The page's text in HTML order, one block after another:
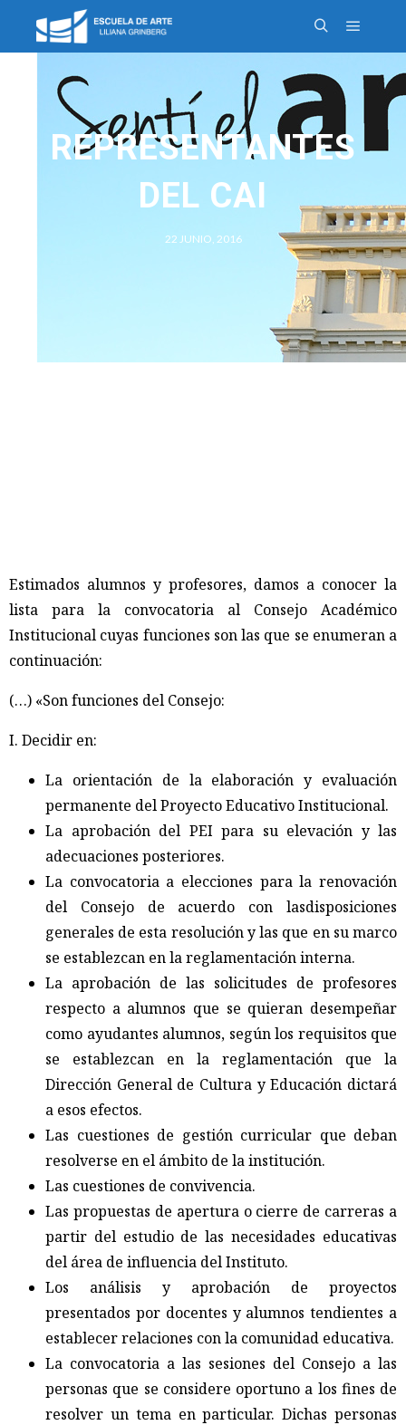
REPRESENTANTES
DEL CAI
22 JUNIO, 2016
Estimados alumnos y profesores, damos a conocer la
lista para la convocatoria al Consejo Académico
Institucional cuyas funciones son las que se enumeran a
continuación:
(…) «Son funciones del Consejo:
I. Decidir en:
La orientación de la elaboración y evaluación
permanente del Proyecto Educativo Institucional.
La aprobación del PEI para su elevación y las
adecuaciones posteriores.
La convocatoria a elecciones para la renovación
del Consejo de acuerdo con lasdisposiciones
generales de esta resolución y las que en su marco
se establezcan en la reglamentación interna.
La aprobación de las solicitudes de profesores
respecto a alumnos que se quieran desempeñar
como ayudantes alumnos, según los requisitos que
se establezcan en la reglamentación que la
Dirección General de Cultura y Educación dictará
a esos efectos.
Las cuestiones de gestión curricular que deban
resolverse en el ámbito de la institución.
Las cuestiones de convivencia.
Las propuestas de apertura o cierre de carreras a
partir del estudio de las necesidades educativas
del área de influencia del Instituto.
Los análisis y aprobación de proyectos
presentados por docentes y alumnos tendientes a
establecer relaciones con la comunidad educativa.
La convocatoria a las sesiones del Consejo a las
personas que se considere oportuno a los fines de
resolver un tema en particular. Dichas personas